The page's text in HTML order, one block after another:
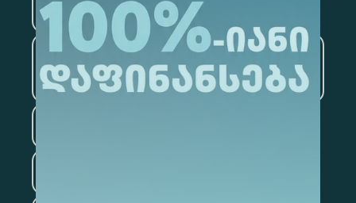
მედიცინა ბიზნესი
საინფორმაციო
ტექნოლოგიები